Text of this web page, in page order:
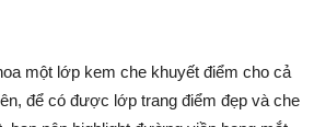
một lớp kem che khuyết điểm cho cả
để có được lớp trang điểm đẹp và che